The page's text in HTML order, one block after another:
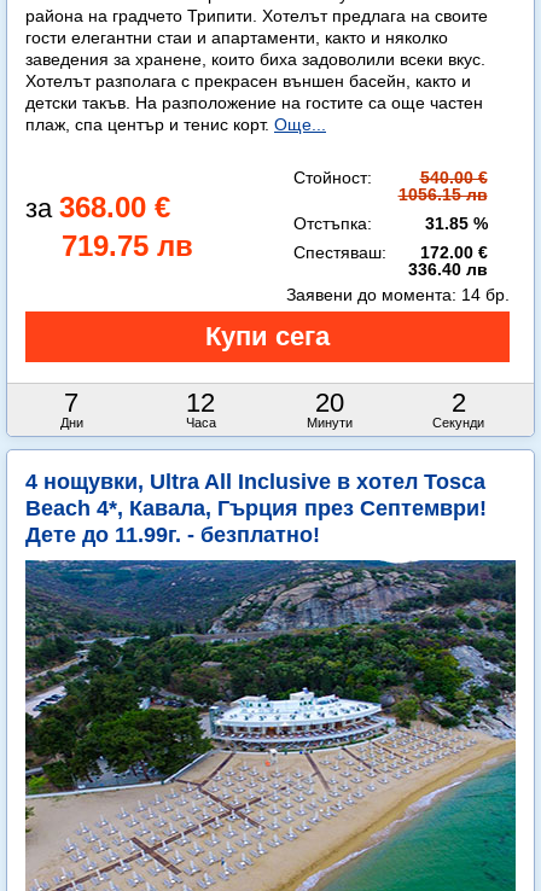
района на градчето Трипити. Хотелът предлага на своите
гости елегантни стаи и апартаменти, както и няколко
заведения за хранене, които биха задоволили всеки вкус.
Хотелът разполага с прекрасен външен басейн, както и
детски такъв. На разположение на гостите са още частен
плаж, спа център и тенис корт. Още...
368.00 €
719.75 лв
Стойност:
540.00 €
1056.15 лв
Отстъпка:
31.85 %
Спестяваш:
172.00 €
336.40 лв
7
Дни
12
Часа
20
Минути
1
Секунда
Заявени до момента: 14 бр.
4 нощувки, Ultra All Inclusive в хотел Tosca
Beach 4*, Кавала, Гърция през Септември!
Дете до 11.99г. - безплатно!